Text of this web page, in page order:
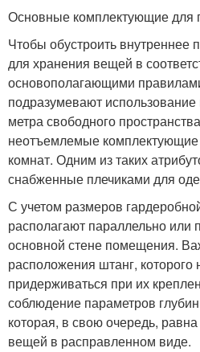
Основные комплектующие для
Чтобы обустроить внутреннее
для хранения вещей в
основополагающими
подразумевают использование
метра свободного
неотъемлемые
комнат. Одним из таких
снабженные плечиками для
С учетом размеров
располагают параллельно или
основной стене помещения.
расположения штанг, которого
придерживаться при их
соблюдение параметров
которая, в свою очередь,
вещей в расправленном виде.